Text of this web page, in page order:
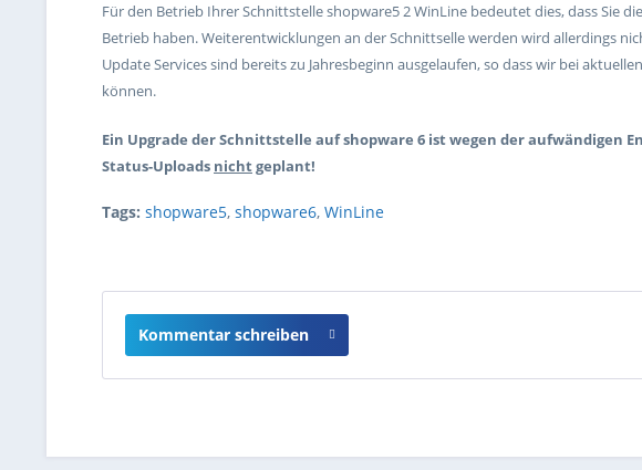
Für den Betrieb Ihrer Schnittstelle shopware5 2 WinLine bedeutet dies, dass Sie
Betrieb haben. Weiterentwicklungen an der Schnittselle werden wird allerdings
Update Services sind bereits zu Jahresbeginn ausgelaufen, so dass wir bei
können.
Ein Upgrade der Schnittstelle auf shopware 6 ist wegen der aufwändigen
Status-Uploads nichtgeplant!
Tags: shopware5, shopware6, WinLine
Kommentar schreiben